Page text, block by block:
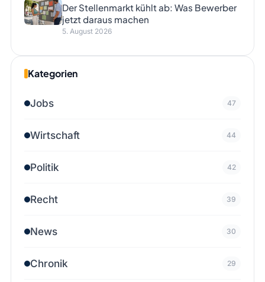
Der Stellenmarkt kühlt ab: Was Bewerber
jetzt daraus machen
5. August 2026
Kategorien
Jobs 47
Wirtschaft 44
Politik 42
Recht 39
News 30
Chronik 29